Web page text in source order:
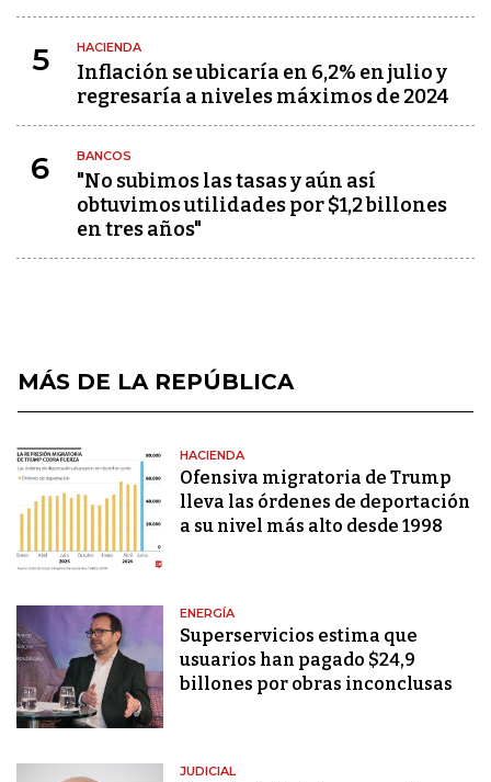
5 HACIENDA
Inflación se ubicaría en 6,2% en julio y
regresaría a niveles máximos de 2024
6 BANCOS
"No subimos las tasas y aún así
obtuvimos utilidades por $1,2 billones
en tres años"
MÁS DE LA REPÚBLICA
HACIENDA
Ofensiva migratoria de Trump
lleva las órdenes de deportación
a su nivel más alto desde 1998
ENERGÍA
Superservicios estima que
usuarios han pagado $24,9
billones por obras inconclusas
JUDICIAL